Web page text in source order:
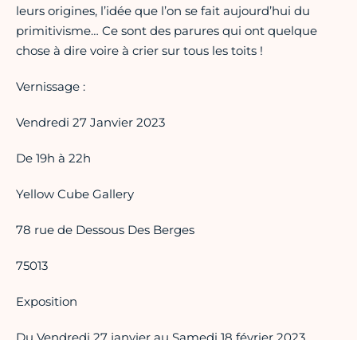
leurs origines, l’idée que l’on se fait aujourd’hui du
primitivisme… Ce sont des parures qui ont quelque
chose à dire voire à crier sur tous les toits !
Vernissage :
Vendredi 27 Janvier 2023
De 19h à 22h
Yellow Cube Gallery
78 rue de Dessous Des Berges
75013
Exposition